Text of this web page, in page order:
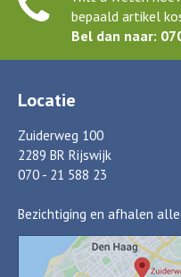
bepaald artikel
Bel dan naar:
Locatie
Zuiderweg 100
2289 BR Rijswijk
070 - 21 588 23
Bezichtiging en afhalen